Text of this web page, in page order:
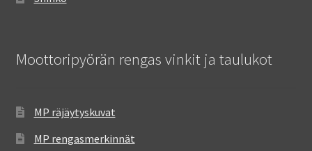
Moottoripyörän rengas vinkit ja taulukot
MP räjäytyskuvat
MP rengasmerkinnät